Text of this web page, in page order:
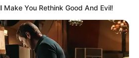
You Rethink Good And Evil!